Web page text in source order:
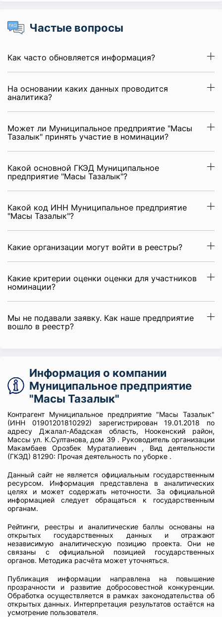
Частые вопросы
Как часто обновляется информация?
На основании каких данных проводится
аналитика?
Может ли Муниципальное предприятие "Масы
Тазалык" принять участие в номинации?
Какой основной ГКЭД Муниципальное
предприятие "Масы Тазалык"?
Какой код ИНН Муниципальное предприятие
"Масы Тазалык"?
Какие организации могут войти в реестры?
Какие критерии оценки оценки для участников
номинации?
Мы не подавали заявку. Как наше предприятие
вошло в реестр?
Информация о компании
Муниципальное предприятие
"Масы Тазалык"
Контрагент Муниципальное предприятие "Масы Тазалык"
(ИНН 01901201810292) зарегистрирован 19.01.2018 по
адресу Джалал-Абадская область, Ноокенский район,
Массы ул. К.Султанова, дом 39 . Руководитель организации
Макамбаев Орозбек Мураталиевич , Вид деятельности
(ГКЭД) 81290: Прочая деятельность по уборке .
Данный сайт не является официальным государственным
ресурсом. Информация представлена в аналитических
целях и может содержать неточности. За официальной
информацией следует обращаться к государственным
органам.
Рейтинги, реестры и аналитические баллы основаны на
открытых государственных данных и отражают
независимую аналитическую позицию проекта. Они не
связаны с официальной позицией государственных
органов. Методика расчёта может уточняться.
Публикация информации направлена на повышение
прозрачности и развитие добросовестной конкуренции.
Обработка осуществляется в рамках законодательства об
открытых данных. Интерпретация результатов остаётся на
усмотрение пользователя.